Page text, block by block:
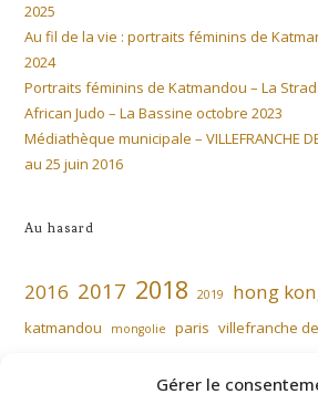
Gérer le
2025
Au fil de la vie : portraits féminins de
2024
Portraits féminins de Katmandou – La
African Judo – La Bassine octobre 2023
Médiathèque municipale – VILLEFRANCHE
au 25 juin 2016
Au hasard
2016 2017 2018 2019 hong
katmandou mongolie paris villefranche